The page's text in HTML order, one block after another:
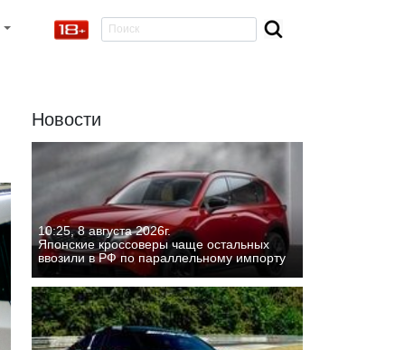
Новости
10:25, 8 августа 2026г.
Японские кроссоверы чаще остальных
ввозили в РФ по параллельному импорту